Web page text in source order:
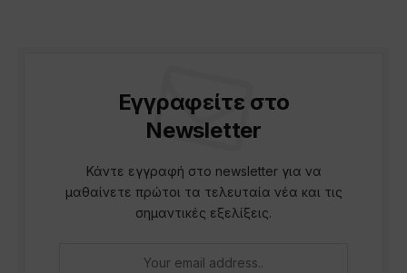
Εγγραφείτε στο
Newsletter
Κάντε εγγραφή στο newsletter για να
μαθαίνετε πρώτοι τα τελευταία νέα και τις
σημαντικές εξελίξεις.